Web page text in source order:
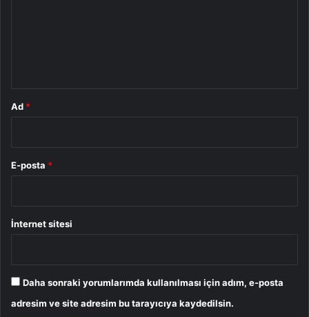
Ad *
E-posta *
İnternet sitesi
Daha sonraki yorumlarımda kullanılması için adım, e-posta
adresim ve site adresim bu tarayıcıya kaydedilsin.